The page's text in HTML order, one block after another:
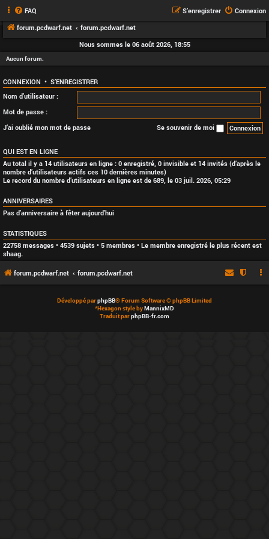
FAQ Connexion
S’enregistrer
forum.pcdwarf.net
forum.pcdwarf.net
Nous sommes le 06 août 2026, 18:55
Aucun forum.
CONNEXION • S’ENREGISTRER
Nom d’utilisateur :
Mot de passe :
J’ai oublié mon mot de passe
Se souvenir de moi
QUI EST EN LIGNE
Au total il y a 14 utilisateurs en ligne : 0 enregistré, 0 invisible et 14 invités (d’après le
nombre d’utilisateurs actifs ces 10 dernières minutes)
Le record du nombre d’utilisateurs en ligne est de 689 , le 03 juil. 2026, 05:29
ANNIVERSAIRES
Pas d’anniversaire à fêter aujourd’hui
STATISTIQUES
22758 messages • 4539 sujets • 5 membres • Le membre enregistré le plus récent est
shaag.
forum.pcdwarf.net forum.pcdwarf.net
Développé parphpBB® Forum Software © phpBB Limited
*Hexagon style byMannixMD
Traduit parphpBB-fr.com